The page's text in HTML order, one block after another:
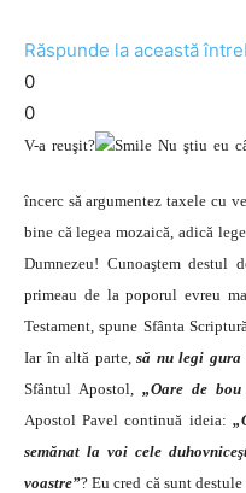
Răspunde la această
0
0
V-a reuşit? Nu ştiu eu
încerc să argumentez taxele cu
bine că legea mozaică, adică
Dumnezeu! Cunoaştem destul
primeau de la poporul evreu
Testament, spune Sfânta
Iar în altă parte, să nu legi
Sfântul Apostol, „Oare de
Apostol Pavel continuă ideia:
semănat la voi cele
voastre”? Eu cred că sunt